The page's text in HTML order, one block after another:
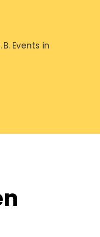
Events in